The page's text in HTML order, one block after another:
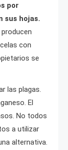
por
sus hojas.
con
se
las plagas.
El
No todos
a utilizar
alternativa.